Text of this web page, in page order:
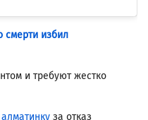
смерти избил
и требуют жестко
за отказ